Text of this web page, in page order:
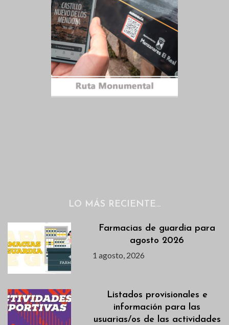
LO MÁS RECIENTE…
Farmacias de guardia para
agosto 2026
1 agosto, 2026
Listados provisionales e
información para las
usuarias/os de las actividades